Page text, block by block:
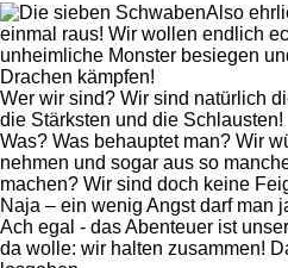
Also
einmal raus! Wir wollen endlich
unheimliche Monster besiegen
Drachen kämpfen!
Wer wir sind? Wir sind natürlich
die Stärksten und die Schlausten!
Was? Was behauptet man? Wir
nehmen und sogar aus so
machen? Wir sind doch keine
Naja – ein wenig Angst darf man
Ach egal - das Abenteuer ist
da wolle: wir halten zusammen!